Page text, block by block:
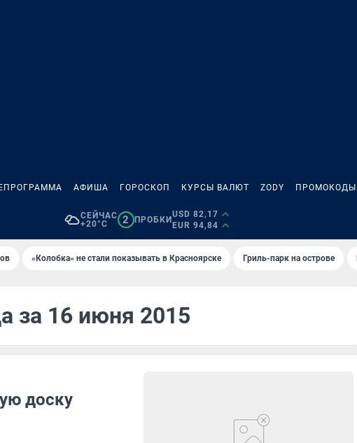
АФИША ГОРОСКОП КУРСЫ ВАЛЮТ ZODY ПРОМОКОДЫ
СЕЙЧАС
+20°C
2 ПРОБКИ
USD 82,17
EUR 94,84
«Колобка» не стали показывать в Красноярске Гриль-парк на острове
за 16 июня 2015
доску